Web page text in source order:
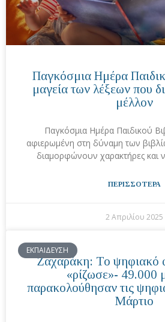
Παγκόσμια Ημέρα
μαγεία των λέξεων που
μέλλον
Παγκόσμια Ημέρα Παιδικού
αφιερωμένη στη δύναμη των
διαμορφώνουν χαρακτήρες και
ΠΕΡΙΣΣΟΤΕΡΑ
2 Απριλίου 2025
ΕΚΠΑΙΔΕΥΣΗ
Ζαχαράκη: Το ψηφιακό
«ρίζωσε»- 49.000
παρακολούθησαν τις
Μάρτιο